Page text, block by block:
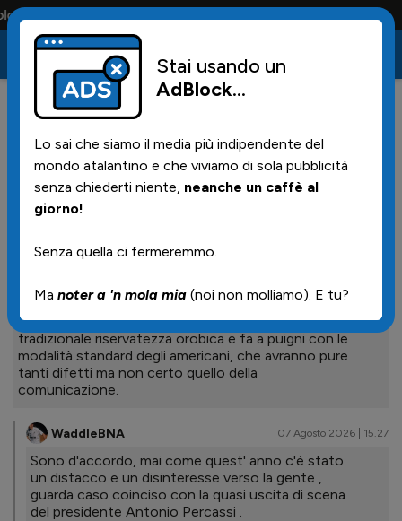
portano tutta la vita
Ultimi commenti
Max_Law 07 Agosto 2026 | 15.10
😎😎 RebelOT settimana 31😎😎
totale apatia della società verso i tifosi. Se non ci
fosse stata la campagna abbonamenti (quella si
come se non esistessero.
Questo modo di fare mi lascia perplesso, va oltre la
tradizionale riservatezza orobica e fa a puigni con le
modalità standard degli americani, che avranno pure
tanti difetti ma non certo quello della
comunicazione.
WaddleBNA 07 Agosto 2026 | 15.27
Sono d'accordo, mai come quest' anno c'è stato
un distacco e un disinteresse verso la gente ,
guarda caso coinciso con la quasi uscita di scena
del presidente Antonio Percassi .
Stai usando un
AdBlock...
Lo sai che siamo il media più indipendente del
mondo atalantino e che viviamo di sola pubblicità
senza chiederti niente, neanche un caffè al
giorno!
Senza quella ci fermeremmo.
Ma noter a 'n mola mia (noi non molliamo). E tu?